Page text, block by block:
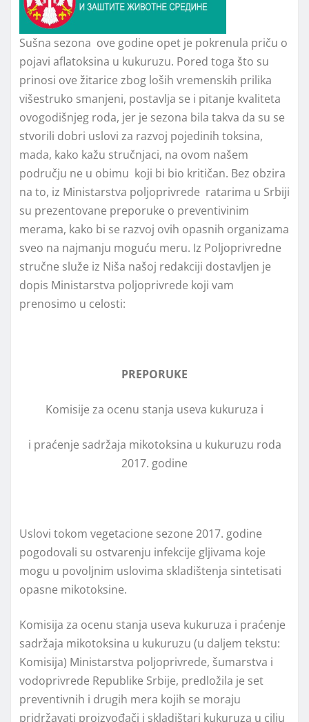
Sušna sezona ove godine opet je pokrenula priču o
pojavi aflatoksina u kukuruzu. Pored toga što su
prinosi ove žitarice zbog loših vremenskih prilika
višestruko smanjeni, postavlja se i pitanje kvaliteta
ovogodišnjeg roda, jer je sezona bila takva da su se
stvorili dobri uslovi za razvoj pojedinih toksina,
mada, kako kažu stručnjaci, na ovom našem
području ne u obimu koji bi bio kritičan. Bez obzira
na to, iz Ministarstva poljoprivrede ratarima u Srbiji
su prezentovane preporuke o preventivinim
merama, kako bi se razvoj ovih opasnih organizama
sveo na najmanju moguću meru. Iz Poljoprivredne
stručne služe iz Niša našoj redakciji dostavljen je
dopis Ministarstva poljoprivrede koji vam
prenosimo u celosti:
PREPORUKE
Komisije za ocenu stanja useva kukuruza i
i praćenje sadržaja mikotoksina u kukuruzu roda
2017. godine
Uslovi tokom vegetacione sezone 2017. godine
pogodovali su ostvarenju infekcije glјivama koje
mogu u povolјnim uslovima skladištenja sintetisati
opasne mikotoksine.
Komisija za ocenu stanja useva kukuruza i praćenje
sadržaja mikotoksina u kukuruzu (u dalјem tekstu:
Komisija) Ministarstva polјoprivrede, šumarstva i
vodoprivrede Republike Srbije, predložila je set
preventivnih i drugih mera kojih se moraju
pridržavati proizvođači i skladištari kukuruza u cilјu